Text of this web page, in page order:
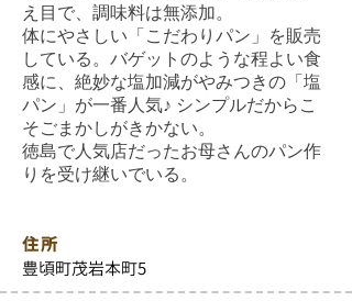
え目で、調味料は無添加。
体にやさしい「こだわりパン」を販売
している。バゲットのような程よい食
感に、絶妙な塩加減がやみつきの「塩
パン」が一番人気♪ シンプルだからこ
そごまかしがきかない。
徳島で人気店だったお母さんのパン作
りを受け継いでいる。
豊頃町茂岩本町5
住所